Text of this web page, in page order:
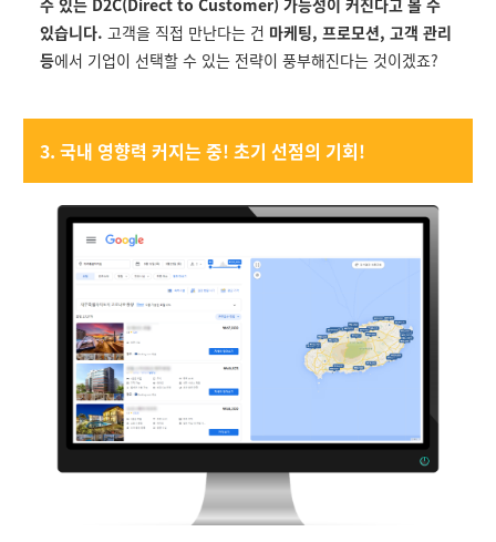
수 있는 D2C(Direct to Customer) 가능성이 커진다고 볼 수
있습니다. 고객을 직접 만난다는 건 마케팅, 프로모션, 고객 관리
등에서 기업이 선택할 수 있는 전략이 풍부해진다는 것이겠죠?
3. 국내 영향력 커지는 중! 초기 선점의 기회!